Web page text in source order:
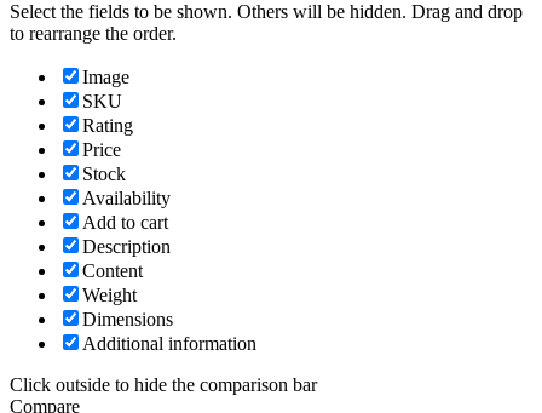
Select the fields to be shown. Others will be hidden. Drag and drop
to rearrange the order.
Image
SKU
Rating
Price
Stock
Availability
Add to cart
Description
Content
Weight
Dimensions
Additional information
Click outside to hide the comparison bar
Compare